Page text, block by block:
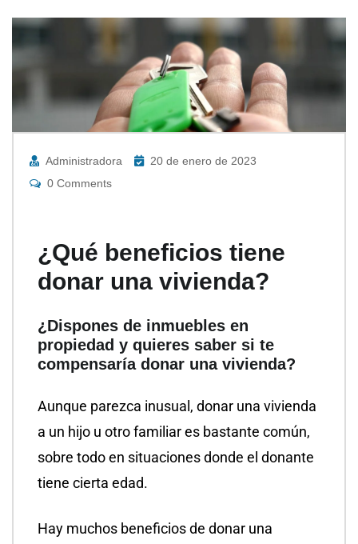
Administradora
20 de enero de 2023
0 Comments
¿Qué beneficios tiene
donar una vivienda?
¿Dispones de inmuebles en
propiedad y quieres saber si te
compensaría donar una vivienda?
Aunque parezca inusual, donar una vivienda
a un hijo u otro familiar es bastante común,
sobre todo en situaciones donde el donante
tiene cierta edad.
Hay muchos beneficios de donar una